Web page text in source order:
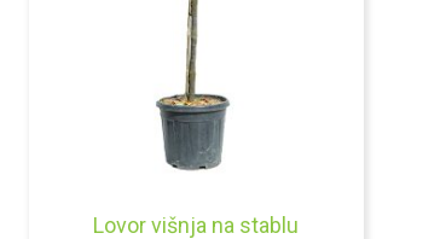
Lovor višnja na stablu